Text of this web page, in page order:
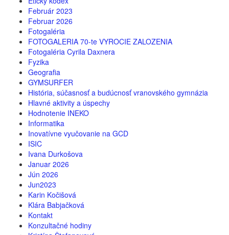
Február 2023
Februar 2026
Fotogaléria
FOTOGALERIA 70-te VYROCIE ZALOZENIA
Fotogaléria Cyrila Daxnera
Fyzika
Geografia
GYMSURFER
História, súčasnosť a budúcnosť vranovského gymnázia
Hlavné aktivity a úspechy
Hodnotenie INEKO
Informatika
Inovatívne vyučovanie na GCD
ISIC
Ivana Durkošova
Januar 2026
Jún 2026
Jun2023
Karin Kočišová
Klára Babjačková
Kontakt
Konzultačné hodiny